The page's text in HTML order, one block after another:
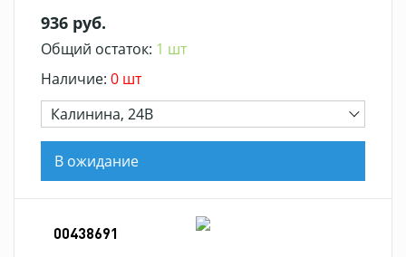
936 руб.
Общий остаток: 1 шт
Наличие: 0 шт
Калинина, 24В
В ожидание
00438691